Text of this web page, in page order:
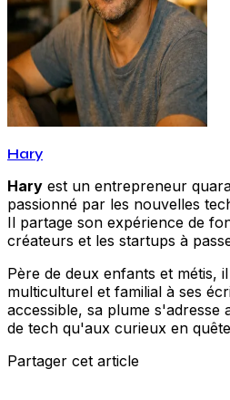
Hary
Hary est un entrepreneur
passionné par les nouvelles
Il partage son expérience de
créateurs et les startups à
Père de deux enfants et métis,
multiculturel et familial à ses
accessible, sa plume s'adresse
de tech qu'aux curieux en
Partager cet article